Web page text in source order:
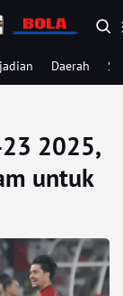
Daerah
2025,
untuk